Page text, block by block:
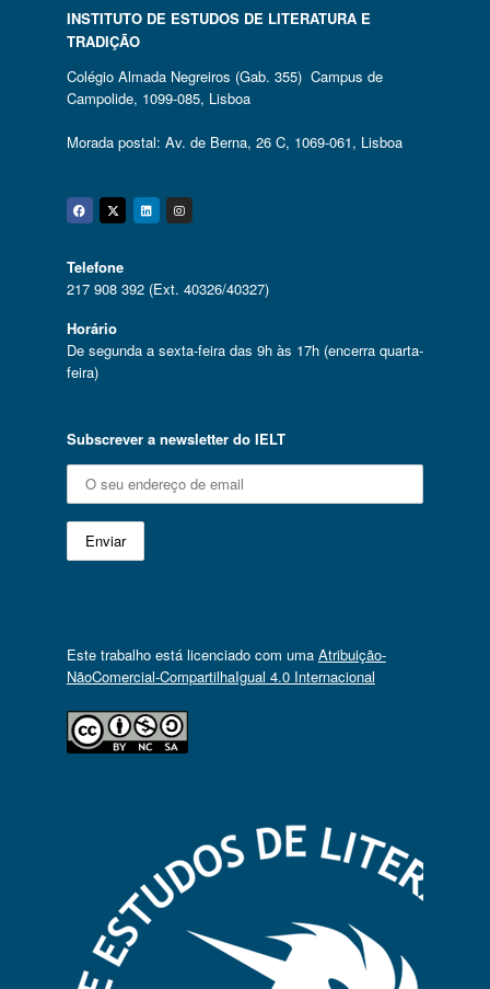
INSTITUTO DE ESTUDOS DE LITERATURA E
TRADIÇÃO
Colégio Almada Negreiros (Gab. 355) Campus de
Campolide, 1099-085, Lisboa
Morada postal: Av. de Berna, 26 C, 1069-061, Lisboa
Facebook
Twitter
Linkedin
Instagram
Telefone
217 908 392 (Ext. 40326/40327)
Horário
De segunda a sexta-feira das 9h às 17h (encerra quarta-
feira)
Subscrever a newsletter do IELT
Este trabalho está licenciado com uma Atribuição-
NãoComercial-CompartilhaIgual 4.0 Internacional